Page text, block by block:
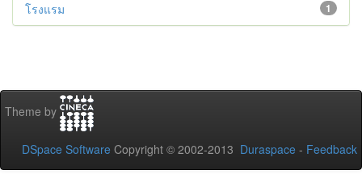
1
โรงแรม
Theme by
DSpace Software Copyright © 2002-2013 Duraspace - Feedback